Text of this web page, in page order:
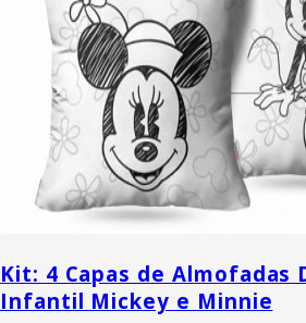
Kit: 4 Capas de Almofadas
Infantil Mickey e Minnie